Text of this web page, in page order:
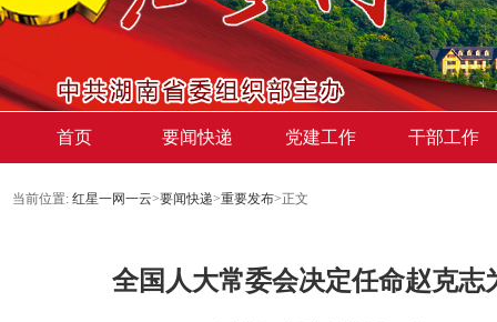
首页 要闻快递 党建工作 干部工作
当前位置: 红星一网一云>要闻快递>重要发布>正文
全国人大常委会决定任命赵克志